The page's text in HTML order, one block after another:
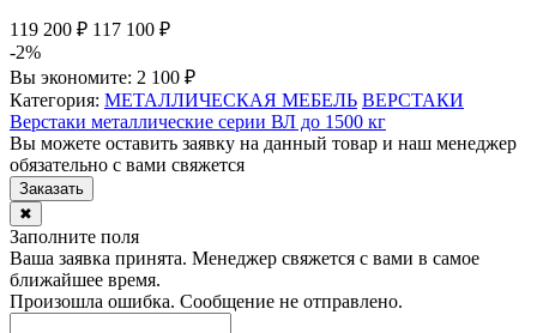
119 200 ₽ 117 100 ₽
-2%
Вы экономите: 2 100 ₽
Категория: МЕТАЛЛИЧЕСКАЯ МЕБЕЛЬ ВЕРСТАКИ
Верстаки металлические серии ВЛ до 1500 кг
Вы можете оставить заявку на данный товар и наш менеджер
обязательно с вами свяжется
Заказать
✖
Заполните поля
Ваша заявка принята. Менеджер свяжется с вами в самое
ближайшее время.
Произошла ошибка. Сообщение не отправлено.